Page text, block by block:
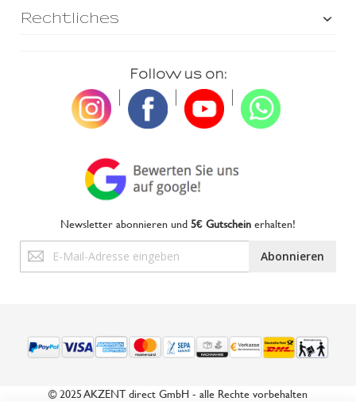
Rechtliches
Follow us on:
Newsletter abonnieren und5€ Gutscheinerhalten!
Anmeldung
zum
Abonnieren
© 2025 AKZENT direct GmbH - alle Rechte vorbehalten